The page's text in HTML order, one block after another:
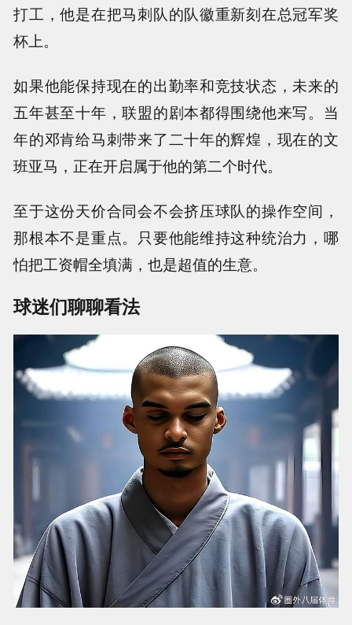
打工，他是在把马刺队的队徽重新刻在总冠军奖
杯上。
如果他能保持现在的出勤率和竞技状态，未来的
五年甚至十年，联盟的剧本都得围绕他来写。当
年的邓肯给马刺带来了二十年的辉煌，现在的文
班亚马，正在开启属于他的第二个时代。
至于这份天价合同会不会挤压球队的操作空间，
那根本不是重点。只要他能维持这种统治力，哪
怕把工资帽全填满，也是超值的生意。
球迷们聊聊看法